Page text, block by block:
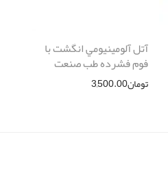
آتل آلومينيومي انگشت با
فوم فشرده طب صنعت
تومان3,500.00